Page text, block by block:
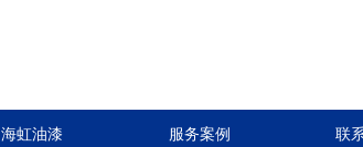
海虹油漆 服务案例 联